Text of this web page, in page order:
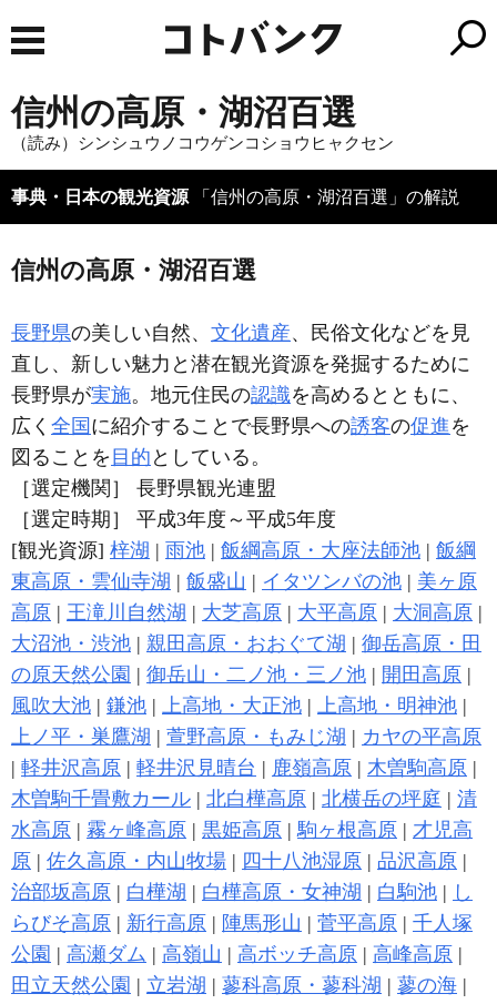
信州の高原・湖沼百選
（読み）シンシュウノコウゲンコショウヒャクセン
事典・日本の観光資源 「信州の高原・湖沼百選」の解説
信州の高原・湖沼百選
長野県の美しい自然、 文化遺産、民俗文化などを見
直し、新しい魅力と潜在観光資源を発掘するために
長野県が実施。地元住民の認識を高めるとともに、
広く 全国 に紹介することで長野県への誘客の促進 を
図ることを 目的 としている。
［選定機関］ 長野県観光連盟
［選定時期］ 平成3年度～平成5年度
[観光資源] 梓湖 | 雨池 | 飯綱高原・大座法師池 | 飯綱
東高原・雲仙寺湖 | 飯盛山 | イタツンバの池 | 美ヶ原
高原 | 王滝川自然湖 | 大芝高原 | 大平高原 | 大洞高原 |
大沼池・渋池 | 親田高原・おおぐて湖 | 御岳高原・田
の原天然公園 | 御岳山・二ノ池・三ノ池 | 開田高原 |
風吹大池 | 鎌池 | 上高地・大正池 | 上高地・明神池 |
上ノ平・巣鷹湖 | 萱野高原・もみじ湖 | カヤの平高原
| 軽井沢高原 | 軽井沢見晴台 | 鹿嶺高原 | 木曽駒高原 |
木曽駒千畳敷カール | 北白樺高原 | 北横岳の坪庭 | 清
水高原 | 霧ヶ峰高原 | 黒姫高原 |駒ヶ根高原 | 才児高
原 | 佐久高原・内山牧場 | 四十八池湿原 | 品沢高原 |
治部坂高原 | 白樺湖 | 白樺高原・女神湖 | 白駒池 | し
らびそ高原 | 新行高原 | 陣馬形山 | 菅平高原 | 千人塚
公園 | 高瀬ダム | 高嶺山 | 高ボッチ高原 | 高峰高原 |
田立天然公園 | 立岩湖 | 蓼科高原・蓼科湖 | 蓼の海 |